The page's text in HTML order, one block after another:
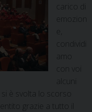
carico di
emozion
condividi
amo
con voi
alcuni
è svolta lo scorso
grazie a tutto il